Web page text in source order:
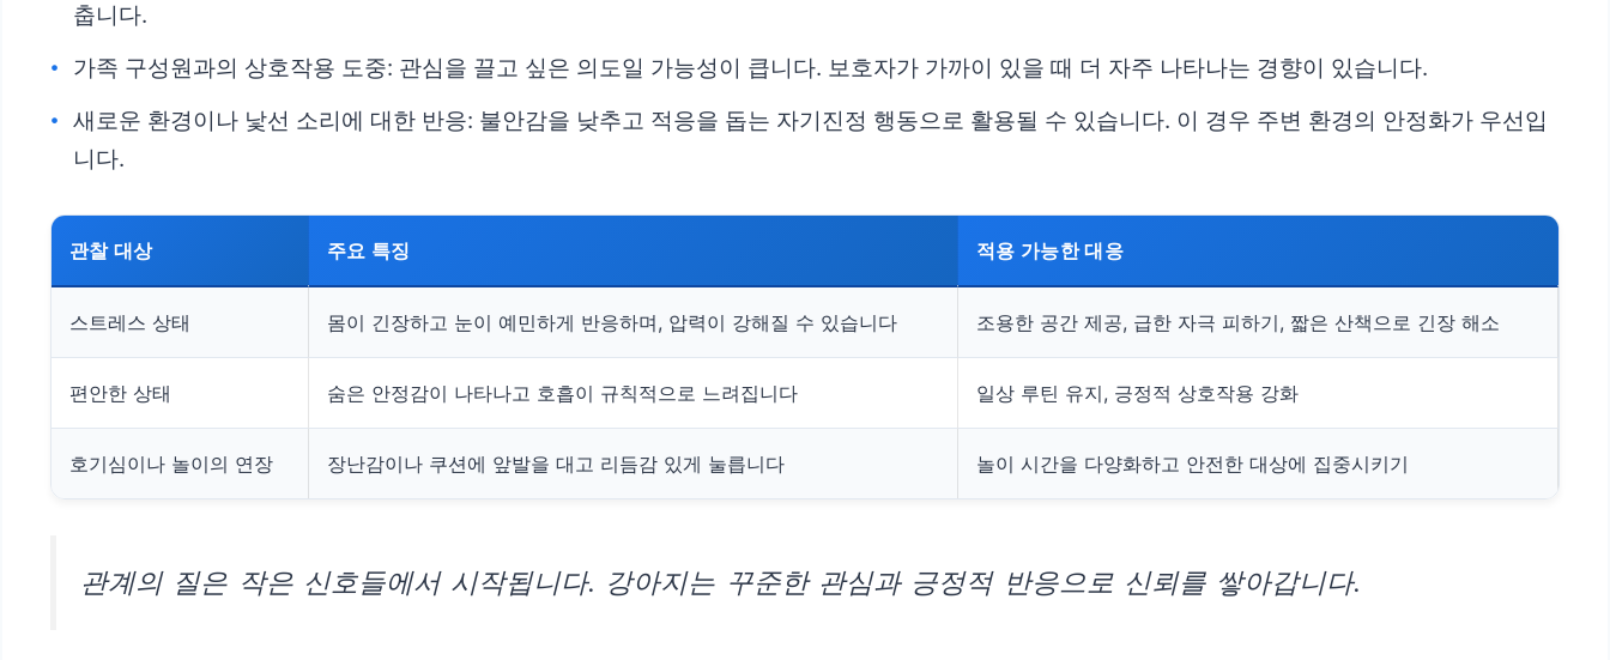
춥니다.
가족 구성원과의 상호작용 도중: 관심을 끌고 싶은 의도일 가능성이 큽니다. 보호자가 가까이 있을 때 더 자주 나타나는 경향이 있습니다.
새로운 환경이나 낯선 소리에 대한 반응: 불안감을 낮추고 적응을 돕는 자기진정 행동으로 활용될 수 있습니다. 이 경우 주변 환경의 안정화가 우선입
니다.
관찰 대상 주요 특징 적용 가능한 대응
스트레스 상태 몸이 긴장하고 눈이 예민하게 반응하며, 압력이 강해질 수 있습니다 조용한 공간 제공, 급한 자극 피하기, 짧은 산책으로 긴장 해소
편안한 상태 숨은 안정감이 나타나고 호흡이 규칙적으로 느려집니다 일상 루틴 유지, 긍정적 상호작용 강화
호기심이나 놀이의 연장 장난감이나 쿠션에 앞발을 대고 리듬감 있게 눌릅니다 놀이 시간을 다양화하고 안전한 대상에 집중시키기
관계의 질은 작은 신호들에서 시작됩니다. 강아지는 꾸준한 관심과 긍정적 반응으로 신뢰를 쌓아갑니다.